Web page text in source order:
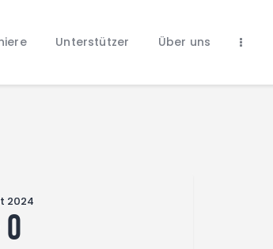
Unterstützer Über uns
2024
0